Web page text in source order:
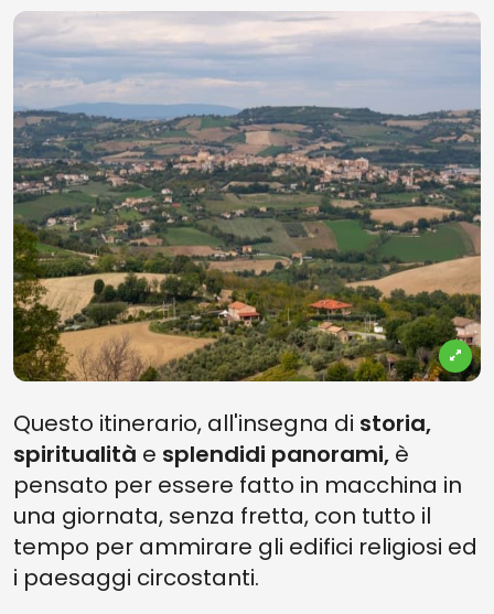
Questo itinerario, all'insegna di storia,
spiritualità e splendidi panorami, è
pensato per essere fatto in macchina in
una giornata, senza fretta, con tutto il
tempo per ammirare gli edifici religiosi ed
i paesaggi circostanti.